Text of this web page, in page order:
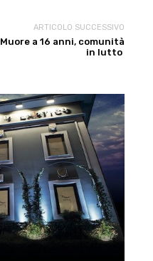
ARTICOLO SUCCESSIVO
Muore a 16 anni, comunità
in lutto